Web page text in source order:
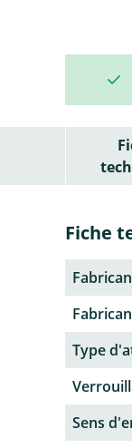
Fiche
Type
Sens